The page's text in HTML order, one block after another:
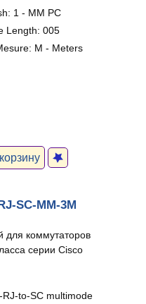
1 - MM PC
Length: 005
M - Meters
SC-MM-3M
для коммутаторов
серии Cisco
to-SC multimode